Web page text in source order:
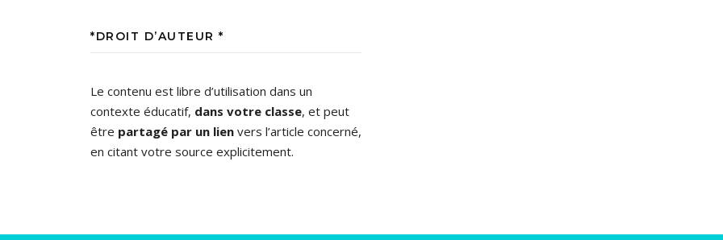
*DROIT D’AUTEUR *
Le contenu est libre d’utilisation dans un
contexte éducatif, dans votre classe, et peut
être partagé par un lien vers l’article concerné,
en citant votre source explicitement.